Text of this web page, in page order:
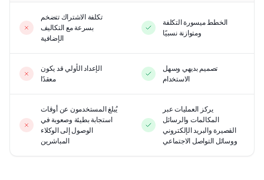
الخطط ميسورة التكلفة
ومتوازنة نسبيًا
تكلفة الاشتراك تتضخم
بسرعة مع التكاليف
الإضافية
تصميم بديهي وسهل
الاستخدام
الإعداد الأولي قد يكون
يركز العمليات عبر
المكالمات والرسائل
القصيرة والبريد الإلكتروني
ووسائل التواصل الاجتماعي
يُبلغ المستخدمون عن أوقات
استجابة بطيئة وصعوبة في
الوصول إلى الوكلاء
المباشرين